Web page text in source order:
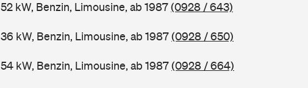
kW, Benzin, Limousine, ab 1987(0928 / 643)
kW, Benzin, Limousine, ab 1987(0928 / 650)
kW, Benzin, Limousine, ab 1987(0928 / 664)